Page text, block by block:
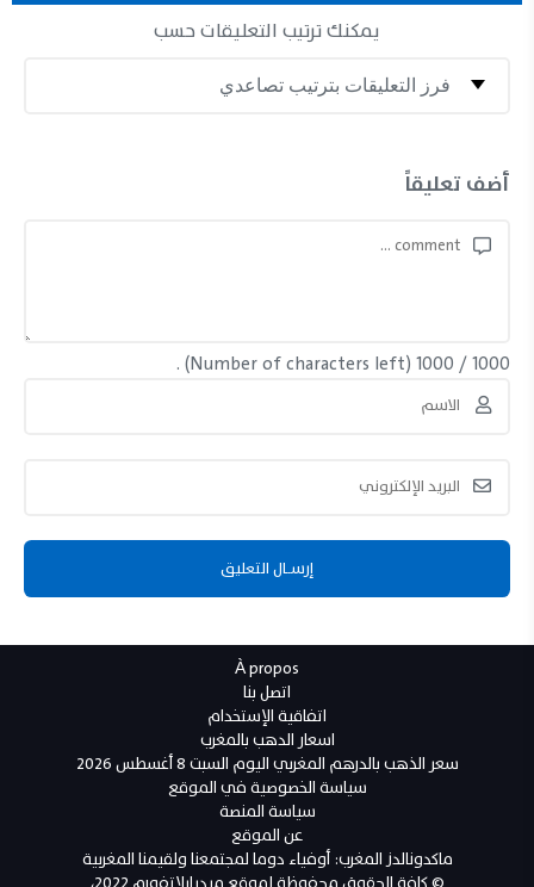
يمكنك ترتيب التعليقات حسب
أضف تعليقاً
1000
/
1000
(Number of characters left) .
À propos
اتصل بنا
اتفاقية الإستخدام
اسعار الدهب بالمغرب
سعر الذهب بالدرهم المغربي اليوم السبت 8 أغسطس 2026
سياسة الخصوصية في الموقع
سياسة المنصة
عن الموقع
ماكدونالدز المغرب: أوفياء دوما لمجتمعنا ولقيمنا المغربية